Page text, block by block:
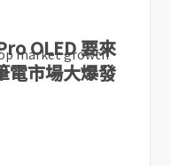
OLED 要來
電市場大爆發